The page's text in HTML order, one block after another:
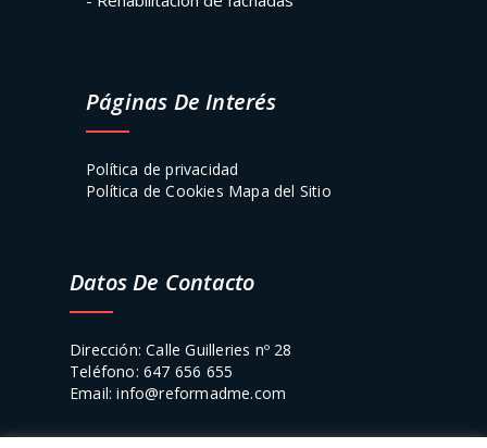
Páginas De Interés
Política de privacidad
Política de Cookies Mapa del Sitio
Datos De Contacto
Dirección: Calle Guilleries nº 28
Teléfono: 647 656 655
Email: info@reformadme.com